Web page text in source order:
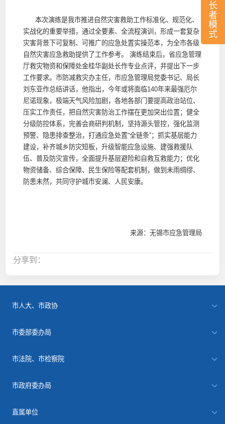
长
者
模
式
本次演练是我市推进自然灾害救助工作标准化、规范化、
实战化的重要举措，通过全要素、全流程演训，形成一套复杂
灾害背景下可复制、可推广的应急处置实操范本，为全市各级
自然灾害应急救助提供了工作参考。 演练结束后，省应急管理
厅救灾物资和保障处金桂华副处长作专业点评，并提出下一步
工作要求。市防减救灾办主任，市应急管理局党委书记、局长
刘东亚作总结讲话，他指出，今年或将面临140年来最强厄尔
尼诺现象，极端天气风险加剧，各地各部门要提高政治站位、
压实工作责任，把自然灾害防治工作摆在更加突出位置；健全
分级防控体系，完善会商研判机制，坚持源头管控，强化监测
预警、隐患排查整治，打通应急处置“全链条”；抓实基层能力
建设，补齐城乡防灾短板，升级智能应急设施、建强救援队
伍、普及防灾宣传，全面提升基层避险和自救互救能力；优化
物资储备、综合保障、民生保险等配套机制，做到未雨绸缪、
防患未然，共同守护城市安澜、人民安康。
来源：无锡市应急管理局
分享到：
市人大、市政协
市委部委办局
市法院、市检察院
市政府委办局
直属单位